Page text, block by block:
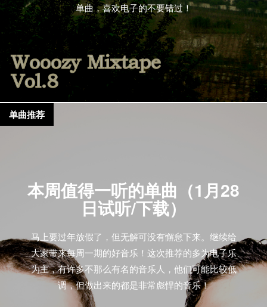
单曲，喜欢电子的不要错过！
本周值得一听的单曲（1月28
日试听/下载）
马上要过年放假了，但无解可没有懈怠下来。继续给
大家带来每周一期的好音乐！这次推荐的多为电子乐
为主，有许多不那么有名的音乐人，他们可能比较低
调，但做出来的都是非常彪悍的音乐！
单曲推荐